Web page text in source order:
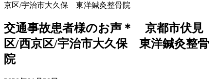
京区/宇治市大久保 東洋鍼灸整骨院
交通事故患者様のお声＊ 京都市伏見
区/西京区/宇治市大久保 東洋鍼灸整骨
院